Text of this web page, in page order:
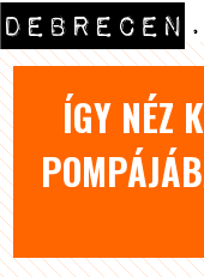
ÍGY NÉZ